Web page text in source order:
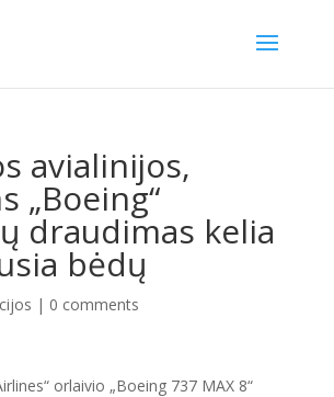
avialinijos,
„Boeing“
draudimas kelia
bėdų
| 0 comments
orlaivio „Boeing 737 MAX 8“